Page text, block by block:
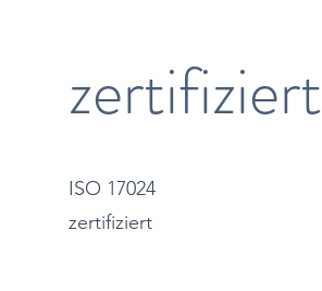
zertifiziert
ISO 17024
zertifiziert